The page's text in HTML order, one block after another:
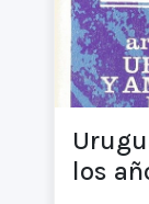
los